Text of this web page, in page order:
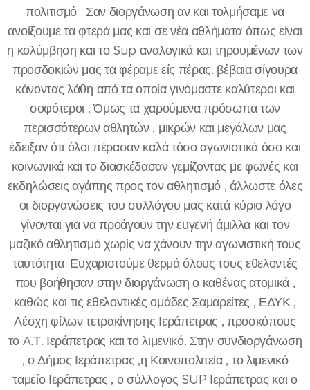
πολιτισμό . Σαν διοργάνωση αν και τολμήσαμε να
ανοίξουμε τα φτερά μας και σε νέα αθλήματα όπως είναι
η κολύμβηση και το Sup αναλογικά και τηρουμένων των
προσδοκιών μας τα φέραμε είς πέρας. βέβαια σίγουρα
κάνοντας λάθη από τα οποία γινόμαστε καλύτεροι και
σοφότεροι . Όμως τα χαρούμενα πρόσωπα των
περισσότερων αθλητών , μικρών και μεγάλων μας
έδειξαν ότι όλοι πέρασαν καλά τόσο αγωνιστικά όσο και
κοινωνικά και το διασκέδασαν γεμίζοντας με φωνές και
εκδηλώσεις αγάπης προς τον αθλητισμό , άλλωστε όλες
οι διοργανώσεις του συλλόγου μας κατά κύριο λόγο
γίνονται για να προάγουν την ευγενή άμιλλα και τον
μαζικό αθλητισμό χωρίς να χάνουν την αγωνιστική τους
ταυτότητα. Ευχαριστούμε θερμά όλους τους εθελοντές
που βοήθησαν στην διοργάνωση ο καθένας ατομικά ,
καθώς και τις εθελοντικές ομάδες Σαμαρείτες , ΕΔΥΚ ,
Λέσχη φίλων τετρακίνησης Ιεράπετρας , προσκόπους
το Α.Τ. Ιεράπετρας και το λιμενικό. Στην συνδιοργάνωση
, ο Δήμος Ιεράπετρας ,η Κοινοπολιτεία , το λιμενικό
ταμείο Ιεράπετρας , ο σύλλογος SUP Ιεράπετρας και ο